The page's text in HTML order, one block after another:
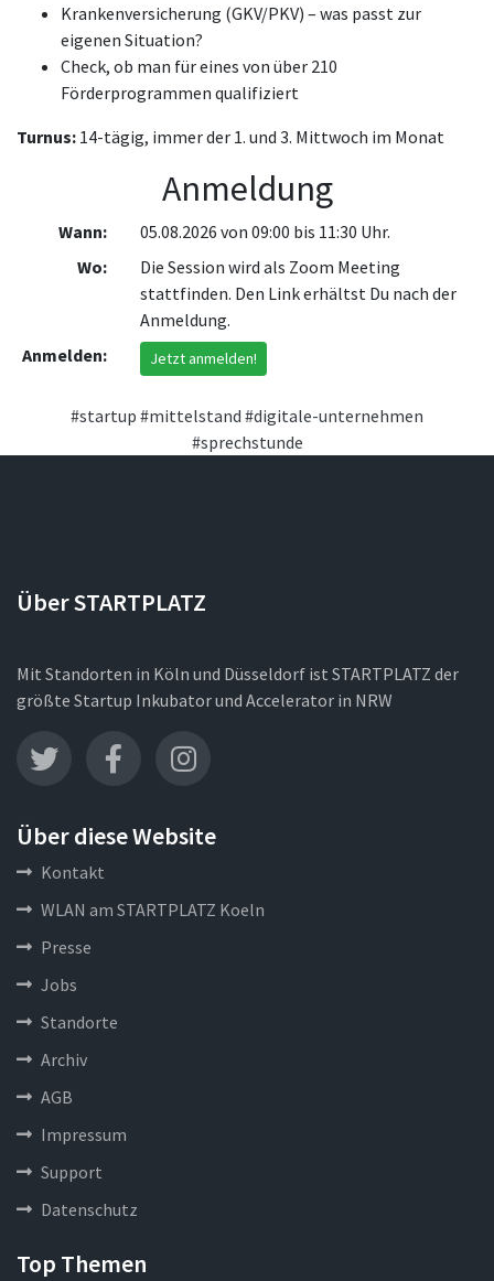
Krankenversicherung (GKV/PKV) – was passt zur
eigenen Situation?
Check, ob man für eines von über 210
Förderprogrammen qualifiziert
Turnus: 14-tägig, immer der 1. und 3. Mittwoch im Monat
Anmeldung
Wann:
05.08.2026 von 09:00 bis 11:30 Uhr.
Wo:
Die Session wird als Zoom Meeting
stattfinden. Den Link erhältst Du nach der
Anmeldung.
Anmelden:
Jetzt anmelden!
#startup #mittelstand #digitale-unternehmen
#sprechstunde
Über STARTPLATZ
Mit Standorten in Köln und Düsseldorf ist STARTPLATZ der
größte Startup Inkubator und Accelerator in NRW
Über diese Website
Kontakt
WLAN am STARTPLATZ Koeln
Presse
Jobs
Standorte
Archiv
AGB
Impressum
Support
Datenschutz
Top Themen